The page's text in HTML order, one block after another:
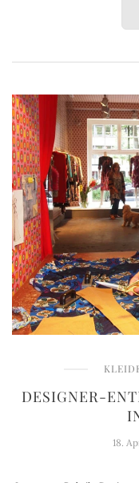
DESIGNER-
18.